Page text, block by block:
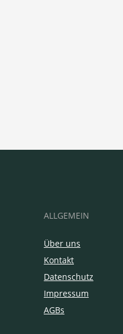
ALLGEMEIN
Über uns
Kontakt
Datenschutz
Impressum
AGBs